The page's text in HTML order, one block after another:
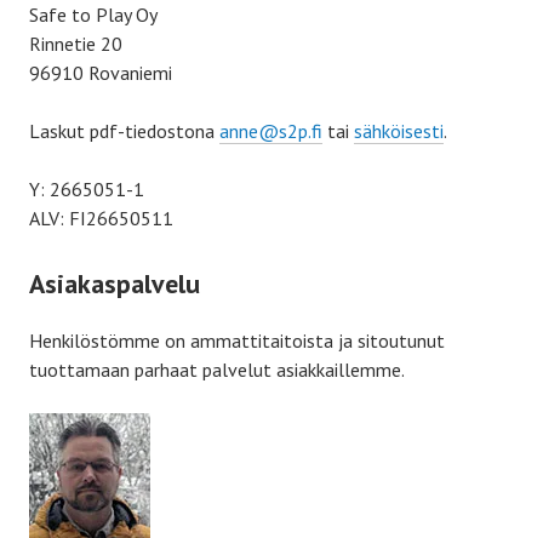
Safe to Play Oy
Rinnetie 20
96910 Rovaniemi
Laskut pdf-tiedostona anne@s2p.fi tai sähköisesti.
Y: 2665051-1
ALV: FI26650511
Asiakaspalvelu
Henkilöstömme on ammattitaitoista ja sitoutunut
tuottamaan parhaat palvelut asiakkaillemme.